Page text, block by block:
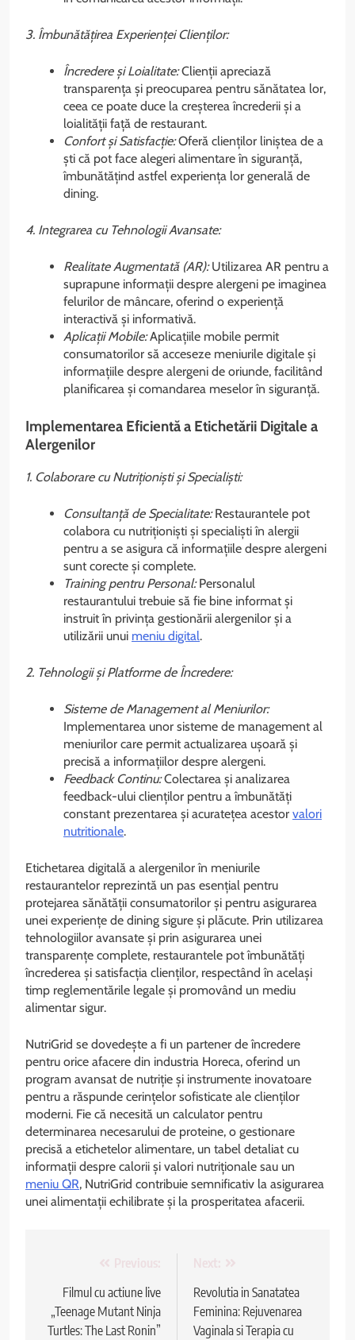
3. Îmbunătățirea Experienței Clienților:
Încredere și Loialitate:Clienții apreciază
transparența și preocuparea pentru sănătatea lor,
ceea ce poate duce la creșterea încrederii și a
loialității față de restaurant.
Confort și Satisfacție:Oferă clienților liniștea de a
ști că pot face alegeri alimentare în siguranță,
îmbunătățind astfel experiența lor generală de
dining.
4. Integrarea cu Tehnologii Avansate:
Realitate Augmentată (AR):Utilizarea AR pentru a
suprapune informații despre alergeni pe imaginea
felurilor de mâncare, oferind o experiență
interactivă și informativă.
Aplicații Mobile:Aplicațiile mobile permit
consumatorilor să acceseze meniurile digitale și
informațiile despre alergeni de oriunde, facilitând
planificarea și comandarea meselor în siguranță.
Implementarea Eficientă a Etichetării Digitale a
Alergenilor
1. Colaborare cu Nutriționiști și Specialiști:
Consultanță de Specialitate:Restaurantele pot
colabora cu nutriționiști și specialiști în alergii
pentru a se asigura că informațiile despre alergeni
sunt corecte și complete.
Training pentru Personal:Personalul
restaurantului trebuie să fie bine informat și
instruit în privința gestionării alergenilor și a
utilizării unui meniu digital.
2. Tehnologii și Platforme de Încredere:
Sisteme de Management al Meniurilor:
Implementarea unor sisteme de management al
meniurilor care permit actualizarea ușoară și
precisă a informațiilor despre alergeni.
Feedback Continu:Colectarea și analizarea
feedback-ului clienților pentru a îmbunătăți
constant prezentarea și acuratețea acestor valori
nutritionale.
Etichetarea digitală a alergenilor în meniurile
restaurantelor reprezintă un pas esențial pentru
protejarea sănătății consumatorilor și pentru asigurarea
unei experiențe de dining sigure și plăcute. Prin utilizarea
tehnologiilor avansate și prin asigurarea unei
transparențe complete, restaurantele pot îmbunătăți
încrederea și satisfacția clienților, respectând în același
timp reglementările legale și promovând un mediu
alimentar sigur.
NutriGrid se dovedește a fi un partener de încredere
pentru orice afacere din industria Horeca, oferind un
program avansat de nutriție și instrumente inovatoare
pentru a răspunde cerințelor sofisticate ale clienților
moderni. Fie că necesită un calculator pentru
determinarea necesarului de proteine, o gestionare
precisă a etichetelor alimentare, un tabel detaliat cu
informații despre calorii și valori nutriționale sau un
meniu QR, NutriGrid contribuie semnificativ la asigurarea
unei alimentații echilibrate și la prosperitatea afacerii.
articole
Filmul cu actiune live
„Teenage Mutant Ninja
Turtles: The Last Ronin”
Revolutia in Sanatatea
Feminina: Rejuvenarea
Vaginala si Terapia cu